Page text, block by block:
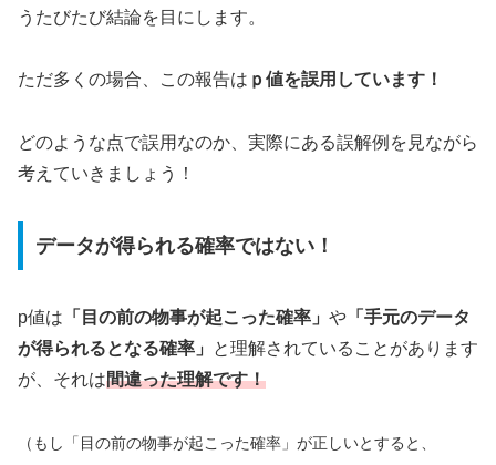
うたびたび結論を目にします。
ただ多くの場合、この報告は ｐ値を誤用しています！
どのような点で誤用なのか、実際にある誤解例を見ながら
考えていきましょう！
データが得られる確率ではない！
p値は 「目の前の物事が起こった確率」 や 「手元のデータ
が得られるとなる確率」
と理解されていることがあります
が、それは間違った理解です！
（ もし「目の前の物事が起こった確率」が正しいとすると、